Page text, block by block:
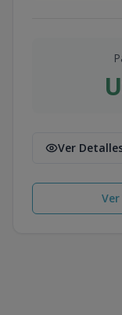
Ver